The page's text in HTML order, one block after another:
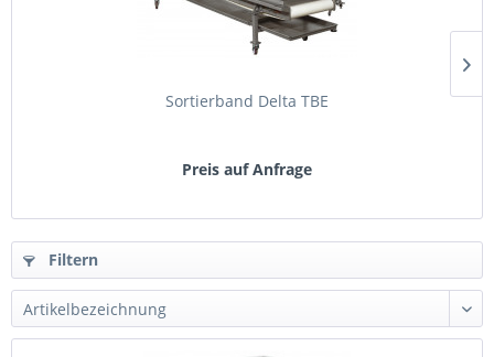
Sortierband Delta TBE
Preis auf Anfrage
Filtern